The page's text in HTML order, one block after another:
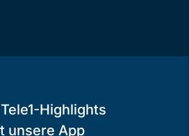
Highlights
unsere App